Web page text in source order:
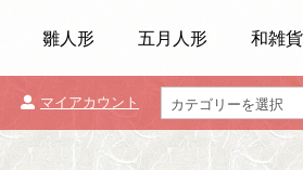
雛人形 五月人形 和雑貨
マイアカウント